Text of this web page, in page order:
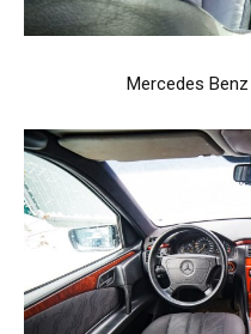
Mercedes